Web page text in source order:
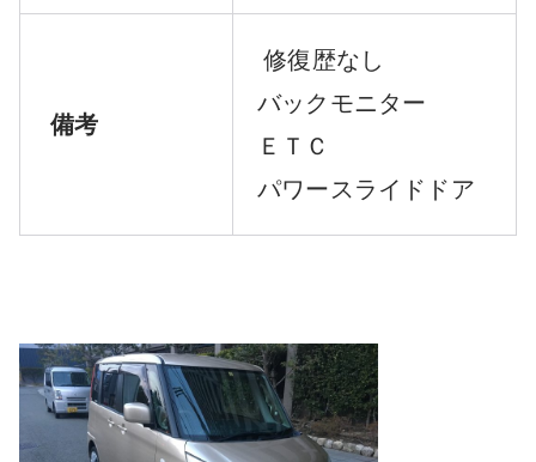
備考
修復歴なし
バックモニター
ＥＴＣ
パワースライドドア